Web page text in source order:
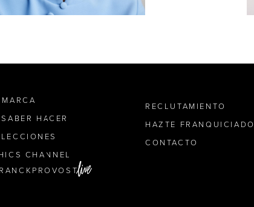
HACER
CHANNEL
RECLUTAMIENTO
HAZTE FRANQUICIADO
CONTACTO